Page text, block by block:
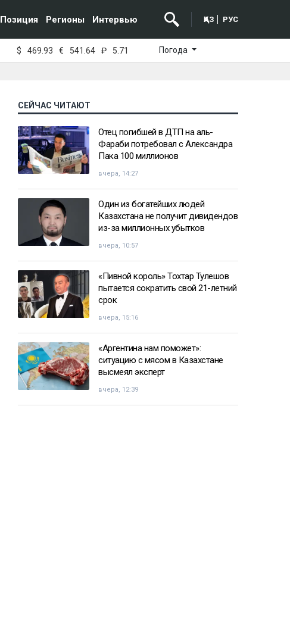
Позиция Регионы Интервью ҚАЗ РУС
$ 469.93 € 541.64 ₽ 5.71 Погода
СЕЙЧАС ЧИТАЮТ
Отец погибшей в ДТП на аль-
Фараби потребовал с Александра
Пака 100 миллионов
вчера, 14:27
Один из богатейших людей
Казахстана не получит дивидендов
из-за миллионных убытков
вчера, 10:57
«Пивной король» Тохтар Тулешов
пытается сократить свой 21-летний
срок
вчера, 15:16
«Аргентина нам поможет»:
ситуацию с мясом в Казахстане
высмеял эксперт
вчера, 12:39